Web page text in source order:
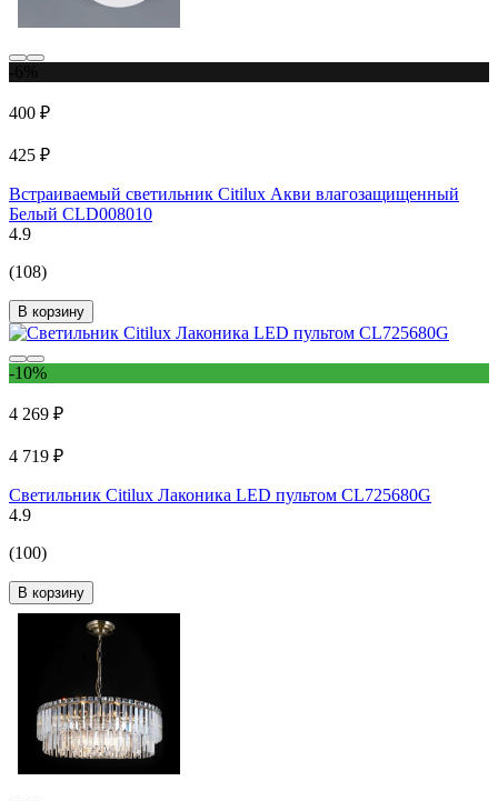
400 ₽
425 ₽
Встраиваемый светильник Citilux Акви влагозащищенный
Белый CLD008010
4.9
(108)
В корзину
-10%
4 269 ₽
4 719 ₽
Светильник Citilux Лаконика LED пультом CL725680G
4.9
(100)
В корзину